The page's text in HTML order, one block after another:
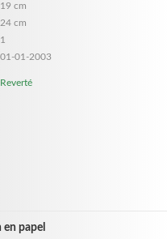
19 cm
24 cm
1
01-01-2003
Reverté
en papel